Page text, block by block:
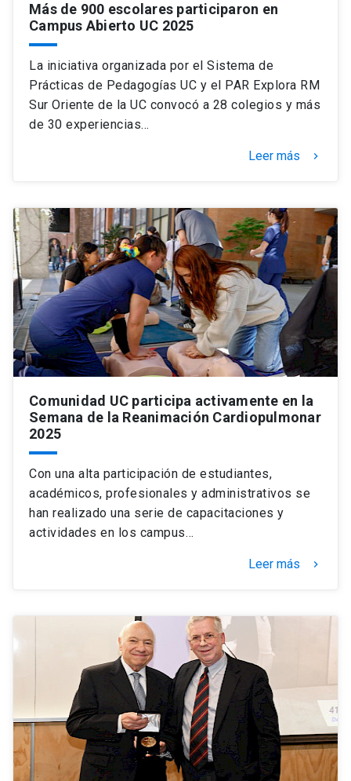
Más de 900 escolares participaron en
Campus Abierto UC 2025
La iniciativa organizada por el Sistema de
Prácticas de Pedagogías UC y el PAR Explora RM
Sur Oriente de la UC convocó a 28 colegios y más
de 30 experiencias…
Leer más keyboard_arrow_right
Comunidad UC participa activamente en la
Semana de la Reanimación Cardiopulmonar
2025
Con una alta participación de estudiantes,
académicos, profesionales y administrativos se
han realizado una serie de capacitaciones y
actividades en los campus…
Leer más keyboard_arrow_right